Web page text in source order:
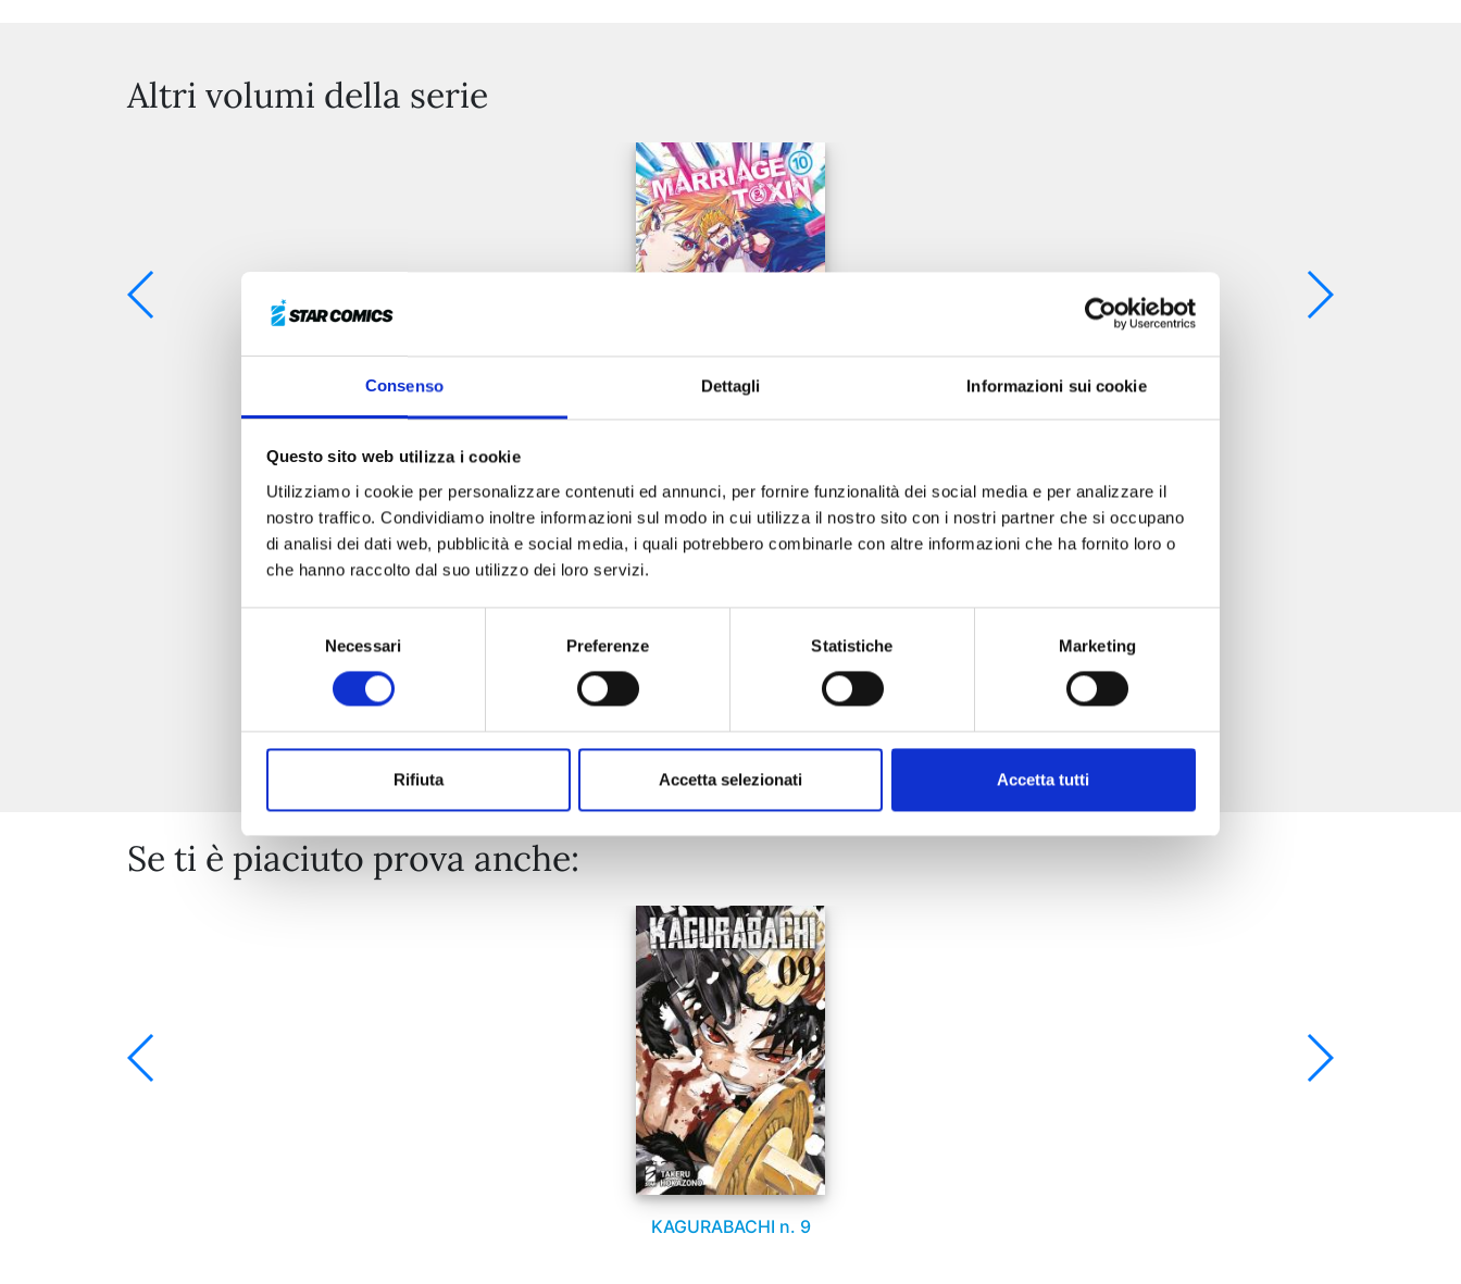
Consenso Dettagli Informazioni sui cookie
Questo sito web utilizza i cookie
Utilizziamo i cookie per personalizzare contenuti ed annunci, per fornire funzionalità dei social media e per analizzare il
nostro traffico. Condividiamo inoltre informazioni sul modo in cui utilizza il nostro sito con i nostri partner che si occupano
di analisi dei dati web, pubblicità e social media, i quali potrebbero combinarle con altre informazioni che ha fornito loro o
che hanno raccolto dal suo utilizzo dei loro servizi.
Necessari Preferenze Statistiche Marketing
Rifiuta Accetta selezionati Accetta tutti
Altri volumi della serie
02/06/2026
Se ti è piaciuto prova anche:
KAGURABACHI n. 9